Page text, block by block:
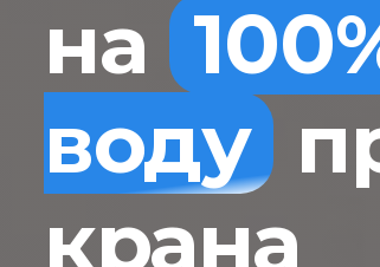
на
воду
крана